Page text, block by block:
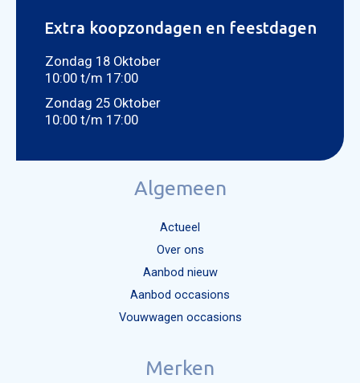
Extra koopzondagen en feestdagen
Zondag 18 Oktober
10:00 t/m 17:00
Zondag 25 Oktober
10:00 t/m 17:00
Algemeen
Actueel
Over ons
Aanbod nieuw
Aanbod occasions
Vouwwagen occasions
Merken